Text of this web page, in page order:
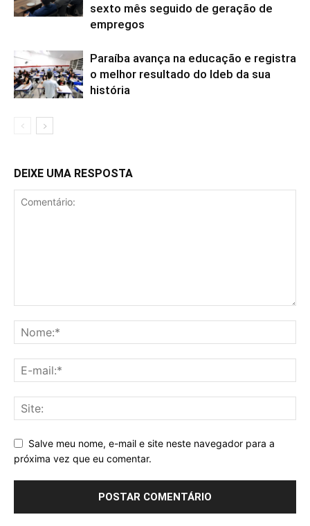
sexto mês seguido de geração de
empregos
Paraíba avança na educação e registra
o melhor resultado do Ideb da sua
história
DEIXE UMA RESPOSTA
Salve meu nome, e-mail e site neste navegador para a
próxima vez que eu comentar.